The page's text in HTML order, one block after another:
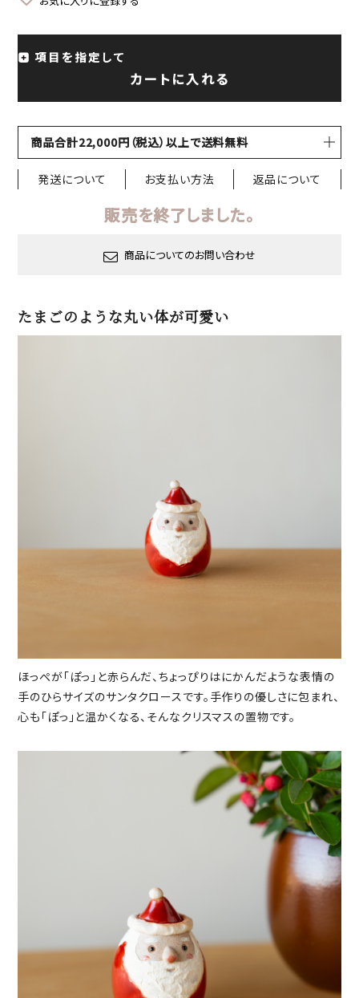
項目を指定して
カートに入れる
商品合計22,000円（税込）以上で送料無料
発送について お支払い方法 返品について
販売を終了しました。
商品についてのお問い合わせ
たまごのような丸い体が可愛い
ほっぺが「ぽっ」と赤らんだ、ちょっぴりはにかんだような表情の
手のひらサイズのサンタクロースです。手作りの優しさに包まれ、
心も「ぽっ」と温かくなる、そんなクリスマスの置物です。